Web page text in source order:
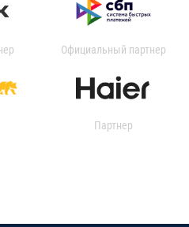
Официальный партнер
Партнер